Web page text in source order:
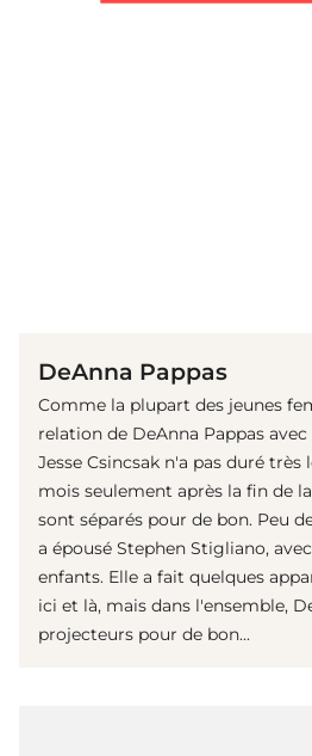
DeAnna Pappas
Comme la plupart des jeunes
relation de DeAnna Pappas
Jesse Csincsak n'a pas duré
mois seulement après la fin de
sont séparés pour de bon. Peu
a épousé Stephen Stigliano,
enfants. Elle a fait quelques
ici et là, mais dans l'ensemble,
projecteurs pour de bon...